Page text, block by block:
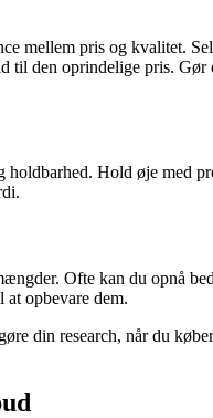
mellem pris og kvalitet.
den oprindelige pris.
Hold øje
Ofte kan du opnå
opbevare dem.
din research, når du